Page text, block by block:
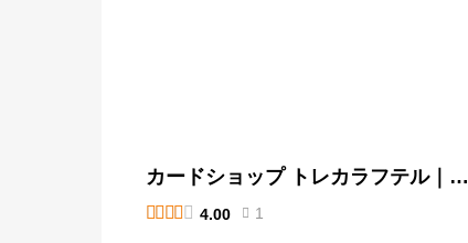
カードショップ トレカラフテル｜秋
葉原店
 4.00  1